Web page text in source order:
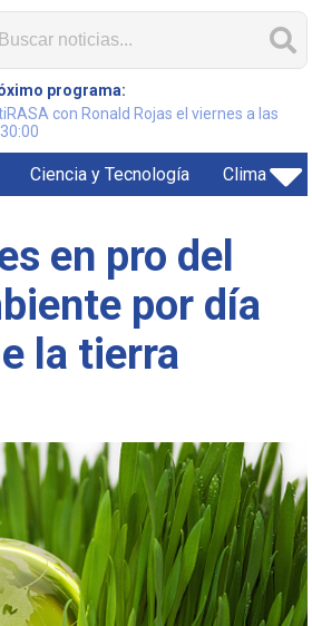
programa:
con Ronald Rojas el viernes a las
Ciencia y Tecnología Clima
en pro del
por día
la tierra